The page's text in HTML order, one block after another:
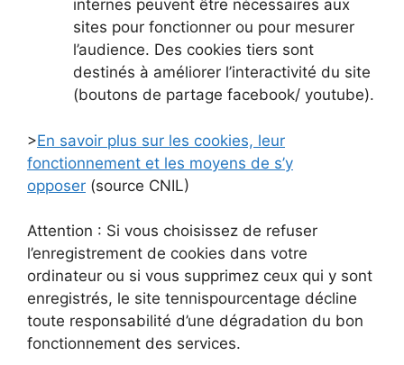
internes peuvent être nécessaires aux
sites pour fonctionner ou pour mesurer
l’audience. Des cookies tiers sont
destinés à améliorer l’interactivité du site
(boutons de partage facebook/ youtube).
>En savoir plus sur les cookies, leur
fonctionnement et les moyens de s’y
opposer (source CNIL)
Attention : Si vous choisissez de refuser
l’enregistrement de cookies dans votre
ordinateur ou si vous supprimez ceux qui y sont
enregistrés, le site tennispourcentage décline
toute responsabilité d’une dégradation du bon
fonctionnement des services.